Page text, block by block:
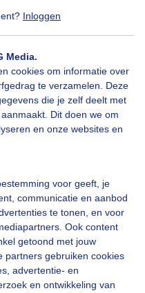
Inloggen
Media.
cookies om informatie over
te verzamelen. Deze
die je zelf deelt met
Dit doen we om
en onze websites en
voor geeft, je
communicatie en aanbod
te tonen, en voor
Ook content
getoond met jouw
partners gebruiken cookies
advertentie- en
en ontwikkeling van
aub...